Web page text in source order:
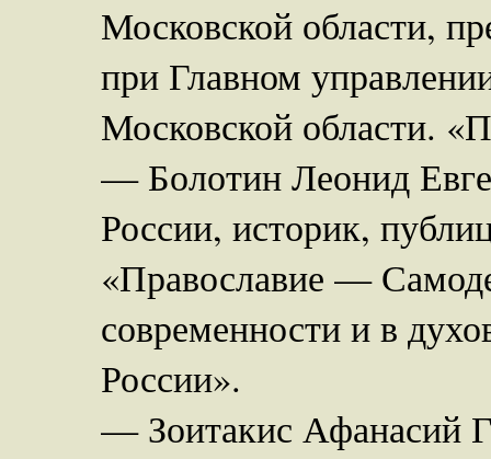
Московской области,
при Главном
Московской области.
— Болотин Леонид
России, историк,
«Православие —
современности и в
России».
— Зоитакис Афанасий